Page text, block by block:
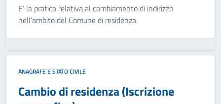
E’ la pratica relativa al cambiamento di indirizzo
nell’ambito del Comune di residenza.
ANAGRAFE E STATO CIVILE
Cambio di residenza (Iscrizione